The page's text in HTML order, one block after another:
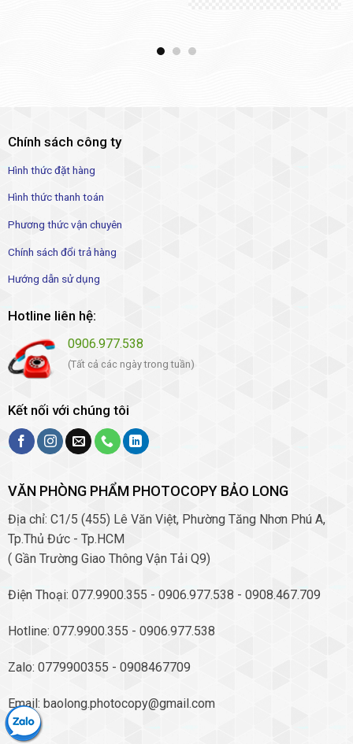
Chính sách công ty
Hình thức đặt hàng
Hình thức thanh toán
Phương thức vận chuyên
Chính sách đổi trả hàng
Hướng dẫn sử dụng
Hotline liên hệ:
0906.977.538
(Tất cả các ngày trong tuần)
Kết nối với chúng tôi
VĂN PHÒNG PHẨM PHOTOCOPY BẢO LONG
Địa chỉ: C1/5 (455) Lê Văn Việt, Phường Tăng Nhơn Phú A,
Tp.Thủ Đức - Tp.HCM
( Gần Trường Giao Thông Vận Tải Q9)
Điện Thoại: 077.9900.355 - 0906.977.538 - 0908.467.709
Hotline: 077.9900.355 - 0906.977.538
Zalo: 0779900355 - 0908467709
Email: baolong.photocopy@gmail.com